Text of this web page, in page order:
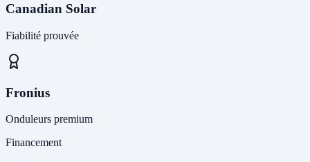
Canadian Solar
Fiabilité prouvée
Fronius
Onduleurs premium
Financement